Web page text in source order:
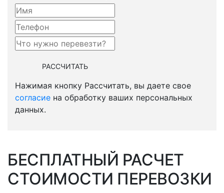
Нажимая кнопку Рассчитать, вы даете свое
согласие на обработку ваших персональных
данных.
БЕСПЛАТНЫЙ РАСЧЕТ
СТОИМОСТИ ПЕРЕВОЗКИ